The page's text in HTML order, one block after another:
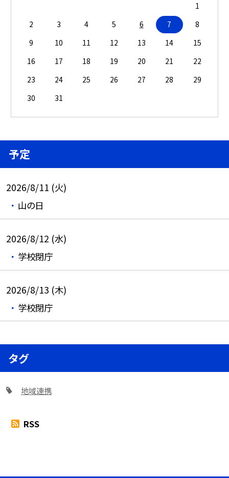
1
2
3 4 5 6 7
8
9
10 11 12 13 14
15
16
17 18 19 20 21
22
23
24 25 26 27 28
29
30
31
予定
2026/8/11 (火)
山の日
2026/8/12 (水)
学校閉庁
2026/8/13 (木)
学校閉庁
タグ
地域連携
RSS